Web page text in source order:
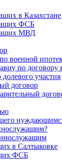
в Казахстане
ФСБ
МВД
военной
по договору
участия
договор
в Салтыковке
ФСБ